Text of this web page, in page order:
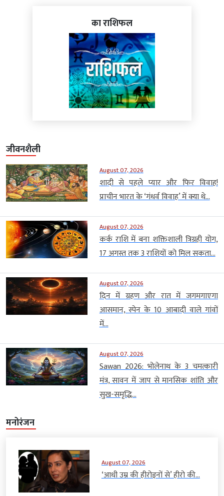
का राशिफल
जीवनशैली
August 07, 2026
शादी से पहले प्यार और फिर विवाह!
प्राचीन भारत के ‘गंधर्व विवाह’ में क्या थे...
August 07, 2026
कर्क राशि में बना शक्तिशाली त्रिग्रही योग,
17 अगस्त तक 3 राशियों को मिल सकता...
August 07, 2026
दिन में ग्रहण और रात में जगमगाएगा
आसमान, स्पेन के 10 आबादी वाले गांवों
में...
August 07, 2026
Sawan 2026: भोलेनाथ के 3 चमत्कारी
मंत्र, सावन में जाप से मानसिक शांति और
सुख-समृद्धि...
मनोरंजन
August 07, 2026
‘आधी उम्र की हीरोइनों से’ हीरो की...